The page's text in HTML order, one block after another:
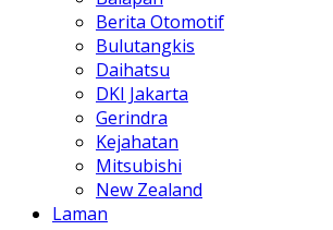
Berita Otomotif
Bulutangkis
Daihatsu
DKI Jakarta
Gerindra
Kejahatan
Mitsubishi
New Zealand
Laman